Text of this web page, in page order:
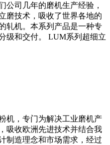
公司几年的磨机生产经验，
磨技术，吸收了世界各地的
轧机。本系列产品是一种专
级和交付。 LUM系列超细立
机，专门为解决工业磨机产
吸收欧洲先进技术并结合我
制造理念和市场需求，经过